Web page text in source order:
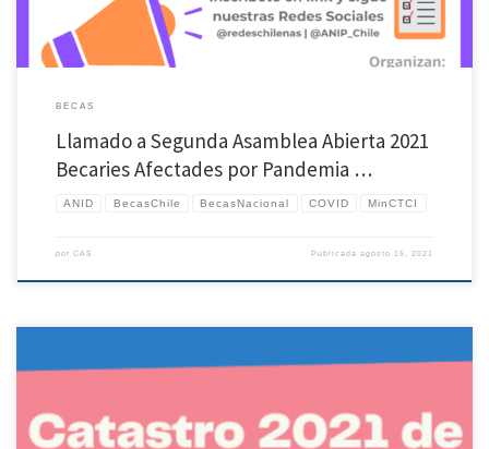
BECAS
Llamado a Segunda Asamblea Abierta 2021
Becaries Afectades por Pandemia …
ANID BecasChile BecasNacional COVID MinCTCI
por CAS Publicadaagosto 15, 2021
Les presentamos 2 infografías y el informe del Catastro 2021 de becaries Chile